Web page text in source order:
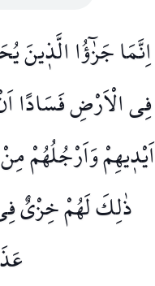
اِنَّمَا جَزٰٓؤُا الَّذ۪ينَ
فِي الْاَرْضِ فَسَادًا
اَيْد۪يهِمْ وَاَرْجُلُهُمْ
ذٰلِكَ لَهُمْ خِزْيٌ